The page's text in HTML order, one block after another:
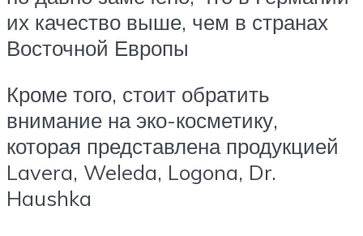
их качество выше, чем в странах
Восточной Европы
Кроме того, стоит обратить
внимание на эко-косметику,
которая представлена продукцией
Lavera, Weleda, Logona, Dr.
Haushka